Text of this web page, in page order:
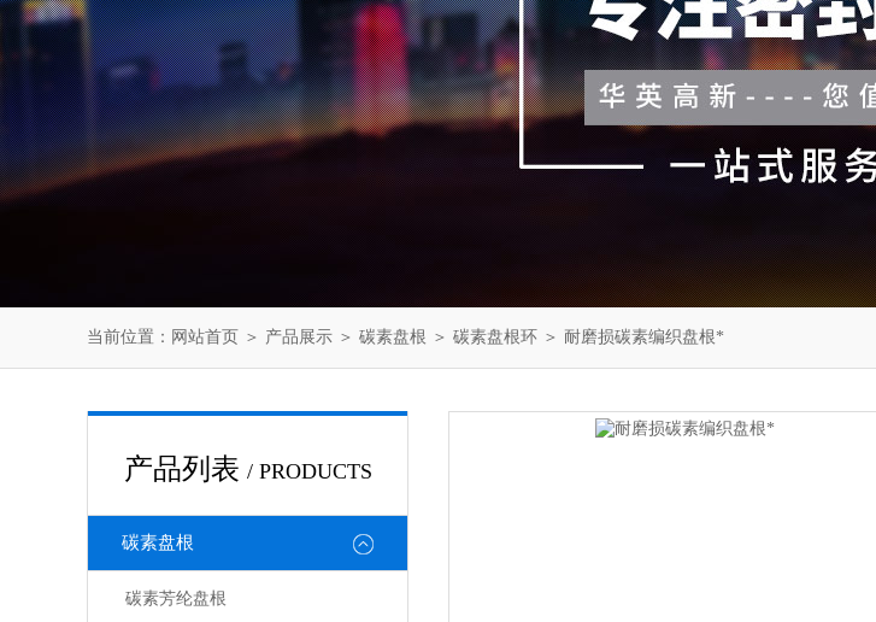
当前位置： 网站首页 ＞ 产品展示 ＞ 碳素盘根 ＞ 碳素盘根环 ＞ 耐磨损碳素编织盘根*
产品列表 / PRODUCTS
碳素盘根
碳素芳纶盘根